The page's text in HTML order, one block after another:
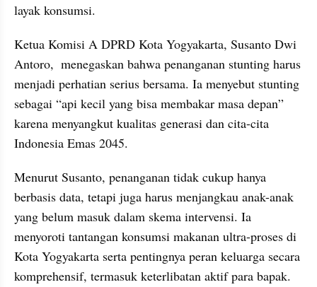
layak konsumsi.
Ketua Komisi A DPRD Kota Yogyakarta, Susanto Dwi
Antoro,  menegaskan bahwa penanganan stunting harus
menjadi perhatian serius bersama. Ia menyebut stunting
sebagai “api kecil yang bisa membakar masa depan”
karena menyangkut kualitas generasi dan cita-cita
Indonesia Emas 2045.
Menurut Susanto, penanganan tidak cukup hanya
berbasis data, tetapi juga harus menjangkau anak-anak
yang belum masuk dalam skema intervensi. Ia
menyoroti tantangan konsumsi makanan ultra-proses di
Kota Yogyakarta serta pentingnya peran keluarga secara
komprehensif, termasuk keterlibatan aktif para bapak.